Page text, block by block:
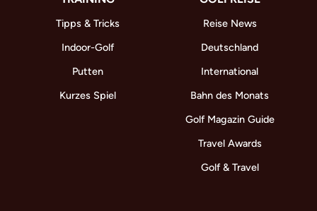
Tipps & Tricks
Indoor-Golf
Putten
Kurzes Spiel
Reise News
Deutschland
International
Bahn des Monats
Golf Magazin Guide
Travel Awards
Golf & Travel